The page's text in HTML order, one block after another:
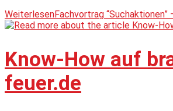
WeiterlesenFachvortrag
Know-How auf
feuer.de